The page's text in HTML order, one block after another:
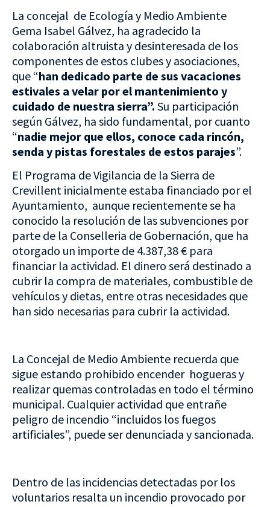
La concejal de Ecología y Medio Ambiente
Gema Isabel Gálvez, ha agradecido la
colaboración altruista y desinteresada de los
componentes de estos clubes y asociaciones,
que “han dedicado parte de sus vacaciones
estivales a velar por el mantenimiento y
cuidado de nuestra sierra”. Su participación
según Gálvez, ha sido fundamental, por cuanto
“nadie mejor que ellos, conoce cada rincón,
senda y pistas forestales de estos parajes”.
El Programa de Vigilancia de la Sierra de
Crevillent inicialmente estaba financiado por el
Ayuntamiento, aunque recientemente se ha
conocido la resolución de las subvenciones por
parte de la Conselleria de Gobernación, que ha
otorgado un importe de 4.387,38 € para
financiar la actividad. El dinero será destinado a
cubrir la compra de materiales, combustible de
vehículos y dietas, entre otras necesidades que
han sido necesarias para cubrir la actividad.
La Concejal de Medio Ambiente recuerda que
sigue estando prohibido encender hogueras y
realizar quemas controladas en todo el término
municipal. Cualquier actividad que entrañe
peligro de incendio “incluidos los fuegos
artificiales”, puede ser denunciada y sancionada.
Dentro de las incidencias detectadas por los
voluntarios resalta un incendio provocado por